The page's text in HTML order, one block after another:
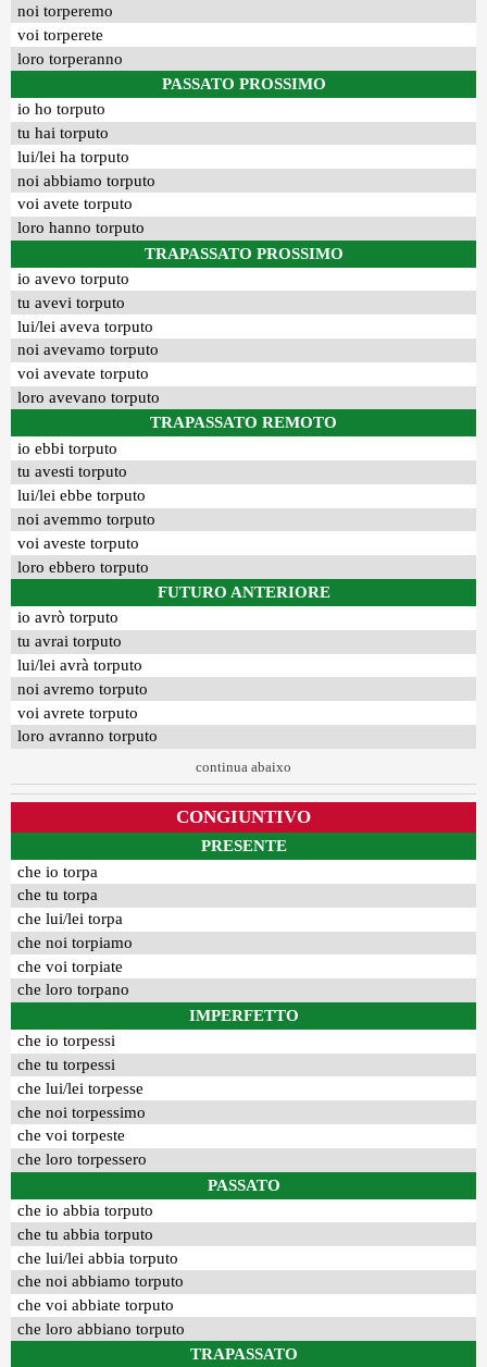
noi torperemo
voi torperete
loro torperanno
PASSATO PROSSIMO
io ho torputo
tu hai torputo
lui/lei ha torputo
noi abbiamo torputo
voi avete torputo
loro hanno torputo
TRAPASSATO PROSSIMO
io avevo torputo
tu avevi torputo
lui/lei aveva torputo
noi avevamo torputo
voi avevate torputo
loro avevano torputo
TRAPASSATO REMOTO
io ebbi torputo
tu avesti torputo
lui/lei ebbe torputo
noi avemmo torputo
voi aveste torputo
loro ebbero torputo
FUTURO ANTERIORE
io avrò torputo
tu avrai torputo
lui/lei avrà torputo
noi avremo torputo
voi avrete torputo
loro avranno torputo
continua abaixo
CONGIUNTIVO
PRESENTE
che io torpa
che tu torpa
che lui/lei torpa
che noi torpiamo
che voi torpiate
che loro torpano
IMPERFETTO
che io torpessi
che tu torpessi
che lui/lei torpesse
che noi torpessimo
che voi torpeste
che loro torpessero
PASSATO
che io abbia torputo
che tu abbia torputo
che lui/lei abbia torputo
che noi abbiamo torputo
che voi abbiate torputo
che loro abbiano torputo
TRAPASSATO